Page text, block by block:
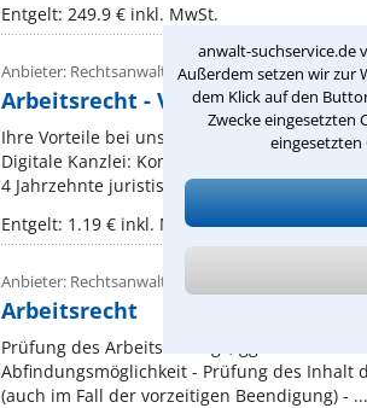
anwalt-suchservice.de
Außerdem setzen wir zur
dem Klick auf den
Zwecke eingesetzten
Entgelt: 249.9 € inkl. MwSt.
Anbieter: Rechtsanwalt Bernhard von Boehn
Arbeitsrecht -
Ihre Vorteile bei uns ✅ Sofort-Hilfe: Keine
Digitale Kanzlei: Kommunikation per E-Mail,
4 Jahrzehnte juristische Expertise in
Entgelt: 1.19 € inkl. MwSt.
Anbieter: Rechtsanwalt Michael Wübbe
Arbeitsrecht
Prüfung des Arbeitsvertrags, ggf. vor dem
Abfindungsmöglichkeit - Prüfung des Inhalt
(auch im Fall der vorzeitigen Beendigung) - ...